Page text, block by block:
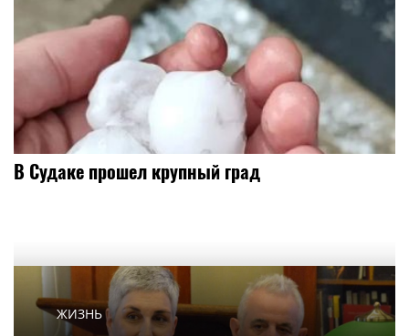
В Судаке прошел крупный град
ЖИЗНЬ